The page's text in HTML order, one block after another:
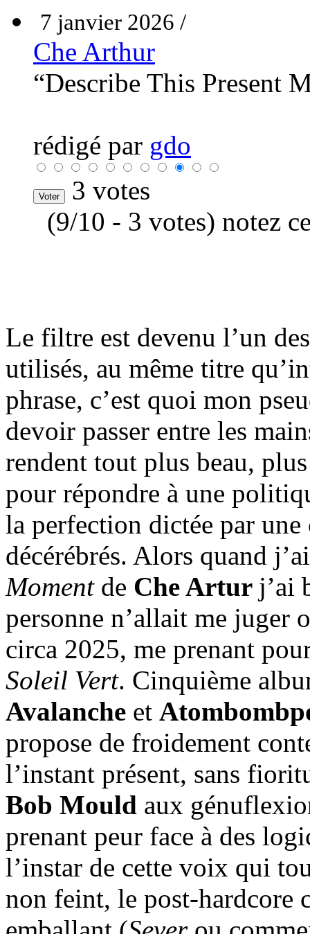
7 janvier 2026 /
Che Arthur
“Describe This Present
rédigé par gdo
3 votes
(9/10 - 3 votes) notez
Le filtre est devenu l’un
utilisés, au même titre
phrase, c’est quoi mon
devoir passer entre les
rendent tout plus beau,
pour répondre à une
la perfection dictée par
décérébrés. Alors quand
Momentde Che Artur j’ai
personne n’allait me juger
circa 2025, me prenant
Soleil Vert. Cinquième
Avalanche et
propose de froidement
l’instant présent, sans
Bob Mould aux
prenant peur face à des
l’instar de cette voix qui
non feint, le post-hardcore